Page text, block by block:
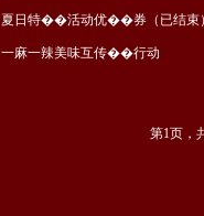
夏日特��活动优��券（已结束
一麻一辣美味互传��行动
第1页，